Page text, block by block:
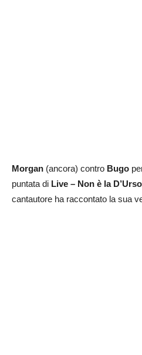
Morgan (ancora) contro Bugo
puntata di Live – Non è la D’Urso
cantautore ha raccontato la sua